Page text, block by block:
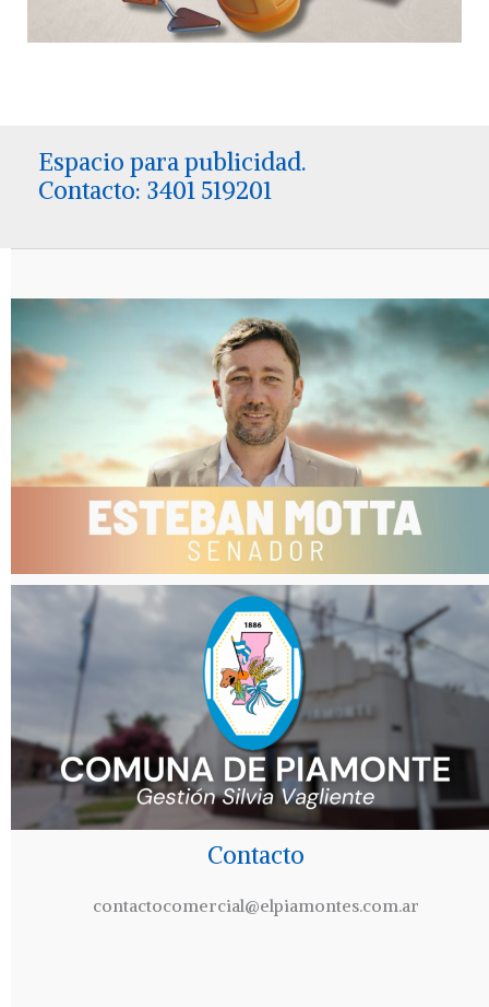
Espacio para publicidad.
Contacto: 3401 519201
Contacto
contactocomercial@elpiamontes.com.ar